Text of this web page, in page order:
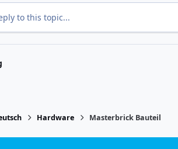
to this topic...
Hardware Masterbrick Bauteil